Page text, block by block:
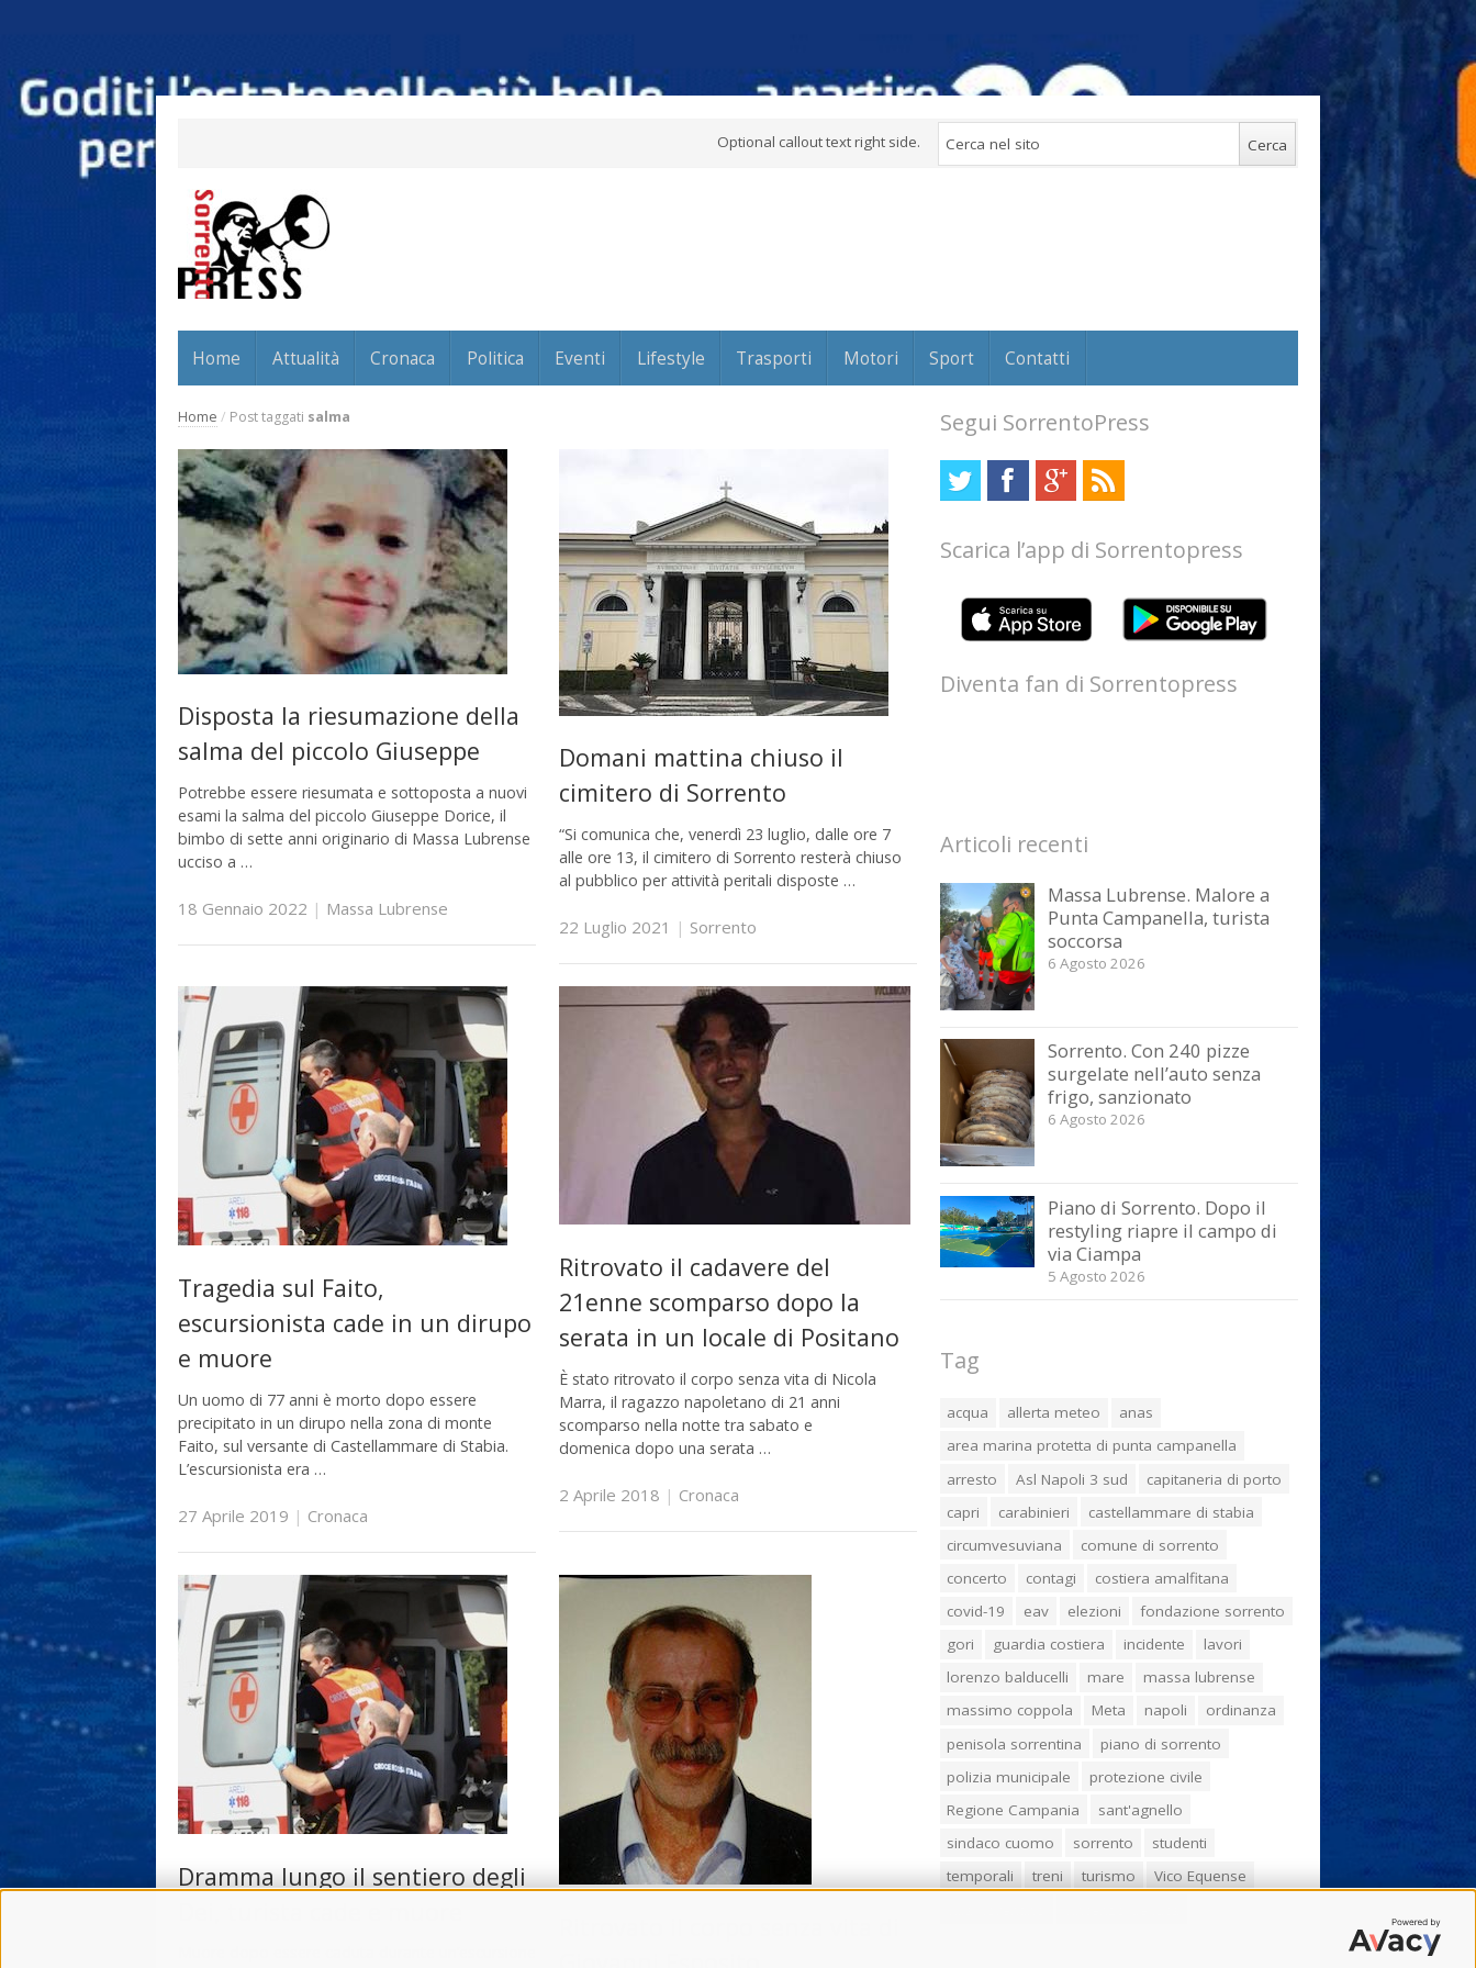
Optional callout text right side.
Home Attualità Cronaca Politica Eventi Lifestyle Trasporti Motori Sport Contatti
Home / Post taggati salma
Disposta la riesumazione della
salma del piccolo Giuseppe
Potrebbe essere riesumata e sottoposta a nuovi
esami la salma del piccolo Giuseppe Dorice, il
bimbo di sette anni originario di Massa Lubrense
ucciso a …
18 Gennaio 2022 | Massa Lubrense
Domani mattina chiuso il
cimitero di Sorrento
“Si comunica che, venerdì 23 luglio, dalle ore 7
alle ore 13, il cimitero di Sorrento resterà chiuso
al pubblico per attività peritali disposte …
22 Luglio 2021 | Sorrento
Tragedia sul Faito,
escursionista cade in un dirupo
e muore
Un uomo di 77 anni è morto dopo essere
precipitato in un dirupo nella zona di monte
Faito, sul versante di Castellammare di Stabia.
L’escursionista era …
27 Aprile 2019 | Cronaca
Ritrovato il cadavere del
21enne scomparso dopo la
serata in un locale di Positano
È stato ritrovato il corpo senza vita di Nicola
Marra, il ragazzo napoletano di 21 anni
scomparso nella notte tra sabato e
domenica dopo una serata …
2 Aprile 2018 | Cronaca
Dramma lungo il sentiero degli
Segui SorrentoPress
Scarica l’app di Sorrentopress
Diventa fan di Sorrentopress
Articoli recenti
Massa Lubrense. Malore a
Punta Campanella, turista
soccorsa
6 Agosto 2026
Sorrento. Con 240 pizze
surgelate nell’auto senza
frigo, sanzionato
6 Agosto 2026
Piano di Sorrento. Dopo il
restyling riapre il campo di
via Ciampa
5 Agosto 2026
Tag
acqua allerta meteo
anas
area marina protetta di punta campanella
arresto
Asl Napoli 3 sud
capitaneria di porto
capri
carabinieri
castellammare di stabia
circumvesuviana
comune di sorrento
concerto
contagi
costiera amalfitana
covid-19
eav elezioni
fondazione sorrento
gori
guardia costiera incidente
lavori
lorenzo balducelli
mare
massa lubrense
massimo coppola
Meta napoli
ordinanza
penisola sorrentina
piano di sorrento
polizia municipale
protezione civile
Regione Campania
sant'agnello
sindaco cuomo
sorrento
studenti
temporali
treni turismo
Vico Equense